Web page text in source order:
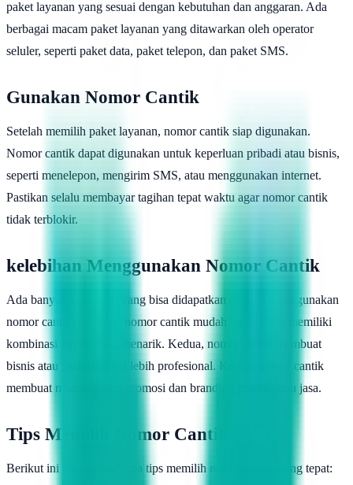
paket layanan yang sesuai dengan kebutuhan dan anggaran. Ada
berbagai macam paket layanan yang ditawarkan oleh operator
seluler, seperti paket data, paket telepon, dan paket SMS.
Gunakan Nomor Cantik
Setelah memilih paket layanan, nomor cantik siap digunakan.
Nomor cantik dapat digunakan untuk keperluan pribadi atau bisnis,
seperti menelepon, mengirim SMS, atau menggunakan internet.
Pastikan selalu membayar tagihan tepat waktu agar nomor cantik
tidak terblokir.
kelebihan Menggunakan Nomor Cantik
Ada banyak kelebihan yang bisa didapatkan dengan menggunakan
nomor cantik. Pertama, nomor cantik mudah diingat dan memiliki
kombinasi angka yang menarik. Kedua, nomor cantik membuat
bisnis atau usaha terlihat lebih profesional. Ketiga, nomor cantik
membuat mudah dalam promosi dan branding produk atau jasa.
Tips Memilih Nomor Cantik
Berikut ini adalah beberapa tips memilih nomor cantik yang tepat: